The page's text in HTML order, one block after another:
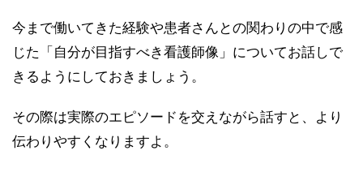
今まで働いてきた経験や患者さんとの関わりの中で感
じた「自分が目指すべき看護師像」についてお話しで
きるようにしておきましょう。
その際は実際のエピソードを交えながら話すと、より
伝わりやすくなりますよ。